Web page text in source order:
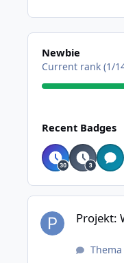
Alle anzeigen
Newbie
Current rank (1/
Recent Badges
Projekt: WEG-
Projekt: